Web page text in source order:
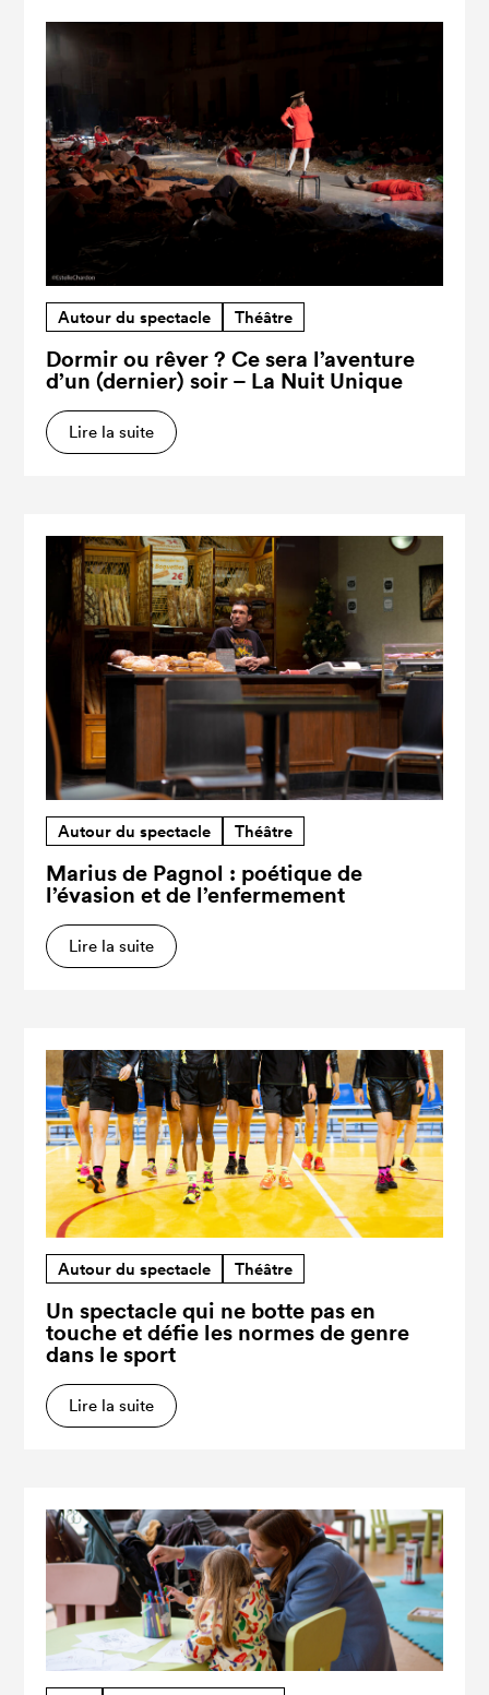
Autour du spectacle Théâtre
Dormir ou rêver ? Ce sera l’aventure
d’un (dernier) soir – La Nuit Unique
Lire la suite
Autour du spectacle Théâtre
Marius de Pagnol : poétique de
l’évasion et de l’enfermement
Lire la suite
Autour du spectacle Théâtre
Un spectacle qui ne botte pas en
touche et défie les normes de genre
dans le sport
Lire la suite